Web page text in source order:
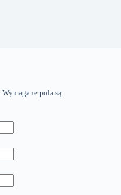
Wymagane pola są